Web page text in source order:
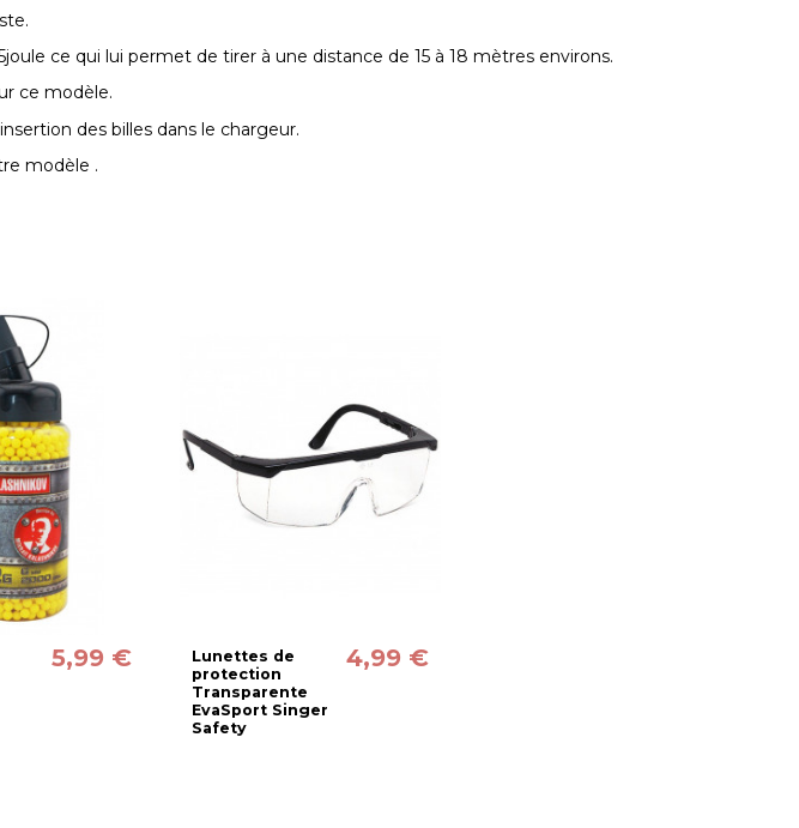
ce quilui permet de tirer à une distance de 15 à 18 mètres environs.
ce modèle.
des billes dans le chargeur.
modèle .
5,99 €
Lunettes de
protection
Transparente
EvaSport Singer
Safety
4,99 €